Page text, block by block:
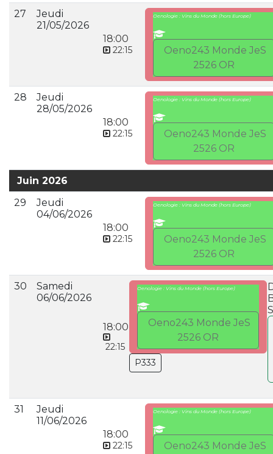
27
Jeudi
21/05/2026
18:00
22:15
Oenologie : Vins du Monde (hors Europe)
Oeno243 Monde JeS
2526 OR
28
Jeudi
28/05/2026
18:00
22:15
Oenologie : Vins du Monde (hors Europe)
Oeno243 Monde JeS
2526 OR
Juin 2026
29
Jeudi
04/06/2026
18:00
22:15
Oenologie : Vins du Monde (hors Europe)
Oeno243 Monde JeS
2526 OR
30
Samedi
06/06/2026
18:00
22:15
Oenologie : Vins du Monde (hors Europe)
Oeno243 Monde JeS
2526 OR
P333
31
Jeudi
11/06/2026
18:00
22:15
Oenologie : Vins du Monde (hors Europe)
Oeno243 Monde JeS